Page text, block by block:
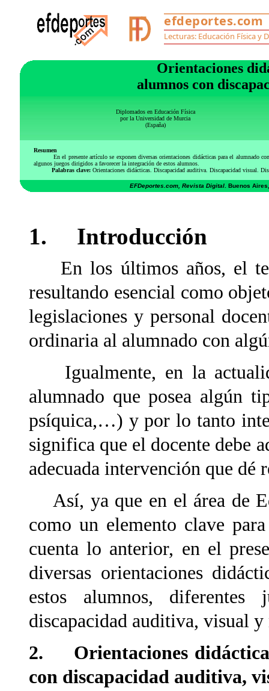
Orientaciones
alumnos con
Diplomados en Educación Física
por la Universidad de Murcia
(España)
Resumen
En el presente artículo se exponen diversas orientaciones didácticas para el alumnado
algunos juegos dirigidos a favorecer la integración de estos alumnos.
Palabras clave: Orientaciones didácticas. Discapacidad auditiva. Discapacidad visual.
EFDeportes.com, Revista Digital . Buenos
1. Introducción
En los últimos años, el
resultando esencial como
legislaciones y personal
ordinaria al alumnado con
Igualmente, en la
alumnado que posea algún
psíquica,…) y por lo tanto
significa que el docente debe
adecuada intervención que dé
Así, ya que en el área de
como un elemento clave
cuenta lo anterior, en el
diversas orientaciones
estos alumnos, diferentes
discapacidad auditiva, visual
2. Orientaciones
con discapacidad auditiva,